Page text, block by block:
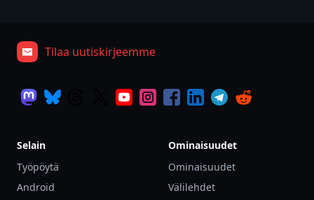
Tilaa uutiskirjeemme
Selain
Työpöytä
Android
Ominaisuudet
Ominaisuudet
Välilehdet